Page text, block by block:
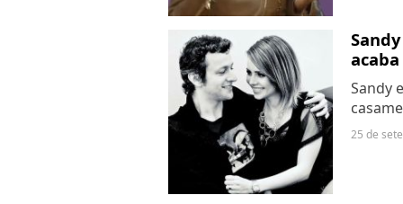
Sandy
há 24
25 de